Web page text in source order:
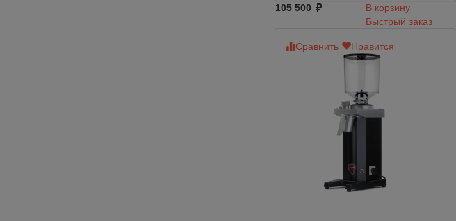
105 500
В корзину
Быстрый заказ
Сравнить Нравится